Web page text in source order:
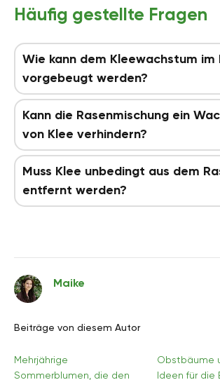
Häufig gestellte Fragen
Wie kann dem Kleewachstum im
vorgebeugt werden?
Kann die Rasenmischung ein
von Klee verhindern?
Muss Klee unbedingt aus dem
entfernt werden?
Maike
Beiträge von diesem Autor
Mehrjährige
Sommerblumen, die den
Obstbäume
Ideen für die